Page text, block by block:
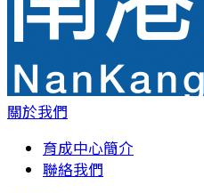
關於我們
育成中心簡介
聯絡我們